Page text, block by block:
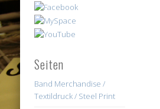
Seiten
Band Merchandise /
Textildruck / Steel Print